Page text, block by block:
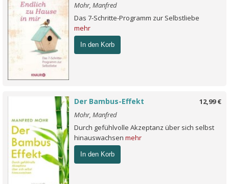
Mohr, Manfred
Das 7-Schritte-Programm zur Selbstliebe
mehr
In den Korb
12,99 €
Der Bambus-Effekt
Mohr, Manfred
Durch gefühlvolle Akzeptanz über sich selbst
hinauswachsen mehr
In den Korb